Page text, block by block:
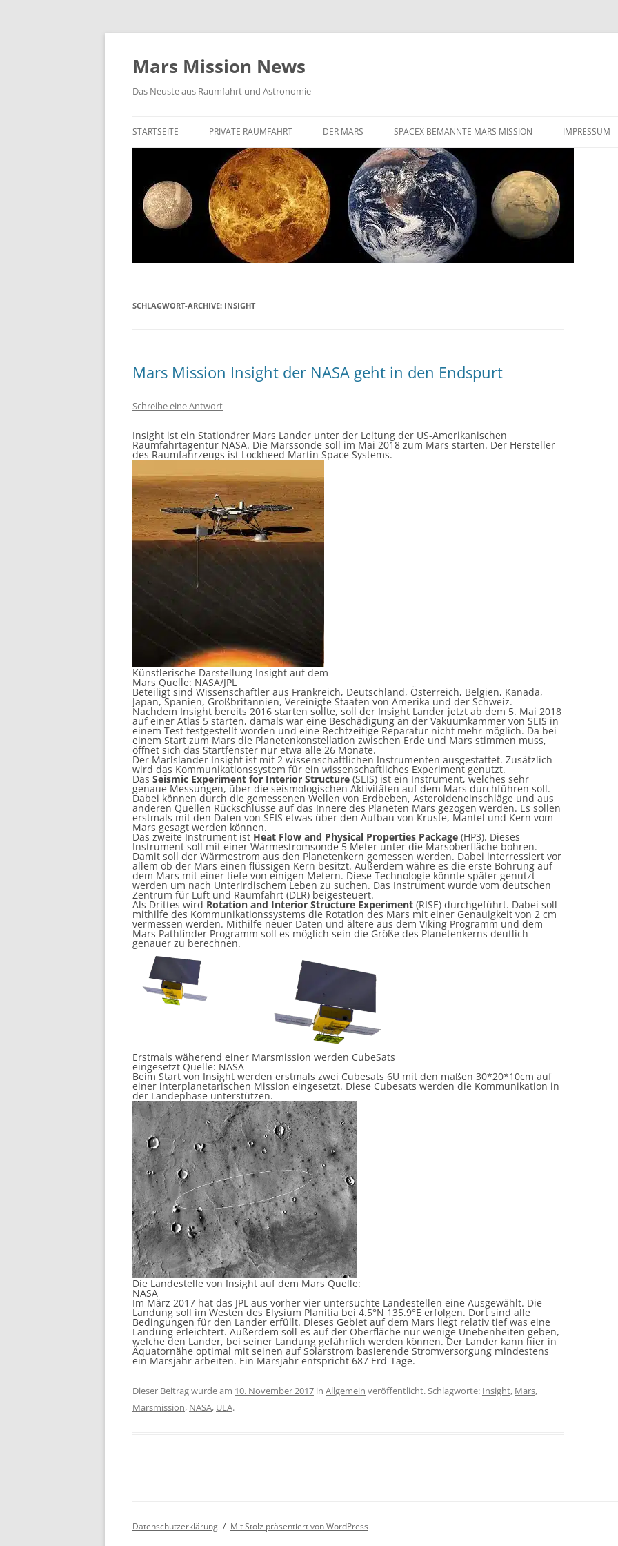
Zum
Mars Mission News
Das Neuste aus Raumfahrt und Astronomie
STARTSEITE PRIVATE RAUMFAHRT
SPACEX STARLINK SATELLITEN NETZWERK
BIEGELOW AEROSPACE
ROCKET LAB
VIRGIN GALACTIC
ISAR AEROSPACE
DER MARS
DIE HERAUSFORDERUNGEN EINER
BEMANNTEN MARS MISSION
FLÜGE ZUM MARS
GIBT ES AKTIVE VULKANISMUS
AUF DEM MARS
SPACEX BEMANNTE MARS MISSION IMPRESSUM
SCHLAGWORT-ARCHIVE: INSIGHT
Mars Mission Insight der NASA geht in den Endspurt
Schreibe eine Antwort
Insight ist ein Stationärer Mars Lander unter der Leitung der US-Amerikanischen
Raumfahrtagentur NASA. Die Marssonde soll im Mai 2018 zum Mars starten. Der Hersteller
des Raumfahrzeugs ist Lockheed Martin Space Systems.
Künstlerische Darstellung Insight auf dem
Mars Quelle: NASA/JPL
Beteiligt sind Wissenschaftler aus Frankreich, Deutschland, Österreich, Belgien, Kanada,
Japan, Spanien, Großbritannien, Vereinigte Staaten von Amerika und der Schweiz.
Nachdem Insight bereits 2016 starten sollte, soll der Insight Lander jetzt ab dem 5. Mai 2018
auf einer Atlas 5 starten, damals war eine Beschädigung an der Vakuumkammer von SEIS in
einem Test festgestellt worden und eine Rechtzeitige Reparatur nicht mehr möglich. Da bei
einem Start zum Mars die Planetenkonstellation zwischen Erde und Mars stimmen muss,
öffnet sich das Startfenster nur etwa alle 26 Monate.
Der Marlslander Insight ist mit 2 wissenschaftlichen Instrumenten ausgestattet. Zusätzlich
wird das Kommunikationssystem für ein wissenschaftliches Experiment genutzt.
Das Seismic Experiment for Interior Structure (SEIS) ist ein Instrument, welches sehr
genaue Messungen, über die seismologischen Aktivitäten auf dem Mars durchführen soll.
Dabei können durch die gemessenen Wellen von Erdbeben, Asteroideneinschläge und aus
anderen Quellen Rückschlüsse auf das Innere des Planeten Mars gezogen werden. Es sollen
erstmals mit den Daten von SEIS etwas über den Aufbau von Kruste, Mantel und Kern vom
Mars gesagt werden können.
Das zweite Instrument ist Heat Flow and Physical Properties Package (HP3). Dieses
Instrument soll mit einer Wärmestromsonde 5 Meter unter die Marsoberfläche bohren.
Damit soll der Wärmestrom aus den Planetenkern gemessen werden. Dabei interressiert vor
allem ob der Mars einen flüssigen Kern besitzt. Außerdem währe es die erste Bohrung auf
dem Mars mit einer tiefe von einigen Metern. Diese Technologie könnte später genutzt
werden um nach Unterirdischem Leben zu suchen. Das Instrument wurde vom deutschen
Zentrum für Luft und Raumfahrt (DLR) beigesteuert.
Als Drittes wird Rotation and Interior Structure Experiment (RISE) durchgeführt. Dabei soll
mithilfe des Kommunikationssystems die Rotation des Mars mit einer Genauigkeit von 2 cm
vermessen werden. Mithilfe neuer Daten und ältere aus dem Viking Programm und dem
Mars Pathfinder Programm soll es möglich sein die Größe des Planetenkerns deutlich
genauer zu berechnen.
Erstmals wäherend einer Marsmission werden CubeSats
eingesetzt Quelle: NASA
Beim Start von Insight werden erstmals zwei Cubesats 6U mit den maßen 30*20*10cm auf
einer interplanetarischen Mission eingesetzt. Diese Cubesats werden die Kommunikation in
der Landephase unterstützen.
Die Landestelle von Insight auf dem Mars Quelle:
NASA
Im März 2017 hat das JPL aus vorher vier untersuchte Landestellen eine Ausgewählt. Die
Landung soll im Westen des Elysium Planitia bei 4.5°N 135.9°E erfolgen. Dort sind alle
Bedingungen für den Lander erfüllt. Dieses Gebiet auf dem Mars liegt relativ tief was eine
Landung erleichtert. Außerdem soll es auf der Oberfläche nur wenige Unebenheiten geben,
welche den Lander, bei seiner Landung gefährlich werden können. Der Lander kann hier in
Äquatornähe optimal mit seinen auf Solarstrom basierende Stromversorgung mindestens
ein Marsjahr arbeiten. Ein Marsjahr entspricht 687 Erd-Tage.
Dieser Beitrag wurde am 10. November 2017 in Allgemein veröffentlicht. Schlagworte: Insight, Mars,
Marsmission, NASA, ULA.
Datenschutzerklärung Mit Stolz präsentiert von WordPress